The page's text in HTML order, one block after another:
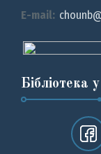
E-mail:
Бібліотека